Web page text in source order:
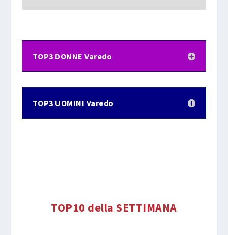
TOP3 DONNE Varedo
TOP3 UOMINI Varedo
TOP10 della SETTIMANA